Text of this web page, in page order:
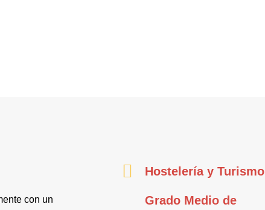
con un
Hostelería y Turismo
Grado Medio de